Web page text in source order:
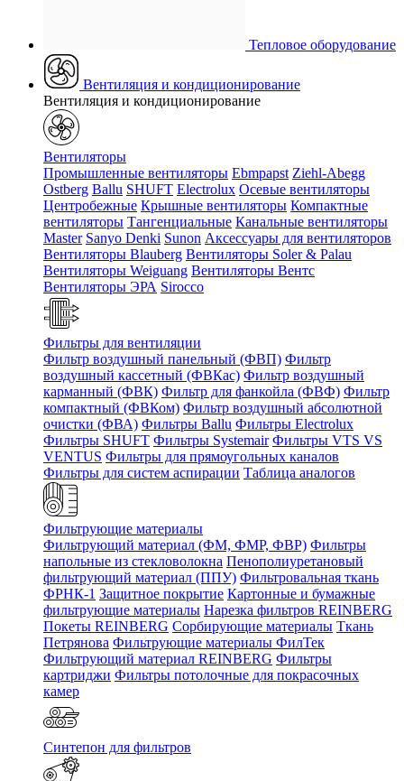
Тепловое оборудование
Вентиляция и кондиционирование
Вентиляция и кондиционирование
Вентиляторы
Промышленные вентиляторы Ebmpapst Ziehl-Abegg
Ostberg Ballu SHUFT Electrolux Осевые вентиляторы
Центробежные Крышные вентиляторы Компактные
вентиляторы Тангенциальные Канальные вентиляторы
Master Sanyo Denki Sunon Аксессуары для вентиляторов
Вентиляторы Blauberg Вентиляторы Soler & Palau
Вентиляторы Weiguang Вентиляторы Вентс
Вентиляторы ЭРА Sirocco
Фильтры для вентиляции
Фильтр воздушный панельный (ФВП) Фильтр
воздушный кассетный (ФВКас) Фильтр воздушный
карманный (ФВК) Фильтр для фанкойла (ФВФ) Фильтр
компактный (ФВКом) Фильтр воздушный абсолютной
очистки (ФВА) Фильтры Ballu Фильтры Electrolux
Фильтры SHUFT Фильтры Systemair Фильтры VTS VS
VENTUS Фильтры для прямоугольных каналов
Фильтры для систем аспирации Таблица аналогов
Фильтрующие материалы
Фильтрующий материал (ФМ, ФМР, ФВР) Фильтры
напольные из стекловолокна Пенополиуретановый
фильтрующий материал (ППУ) Фильтровальная ткань
ФРНК-1 Защитное покрытие Картонные и бумажные
фильтрующие материалы Нарезка фильтров REINBERG
Покеты REINBERG Сорбирующие материалы Ткань
Петрянова Фильтрующие материалы ФилТек
Фильтрующий материал REINBERG Фильтры
картриджи Фильтры потолочные для покрасочных
камер
Синтепон для фильтров